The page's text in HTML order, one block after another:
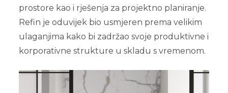
prostore kao i rješenja za projektno planiranje.
Refin je oduvijek bio usmjeren prema velikim
ulaganjima kako bi zadržao svoje produktivne i
korporativne strukture u skladu s vremenom.